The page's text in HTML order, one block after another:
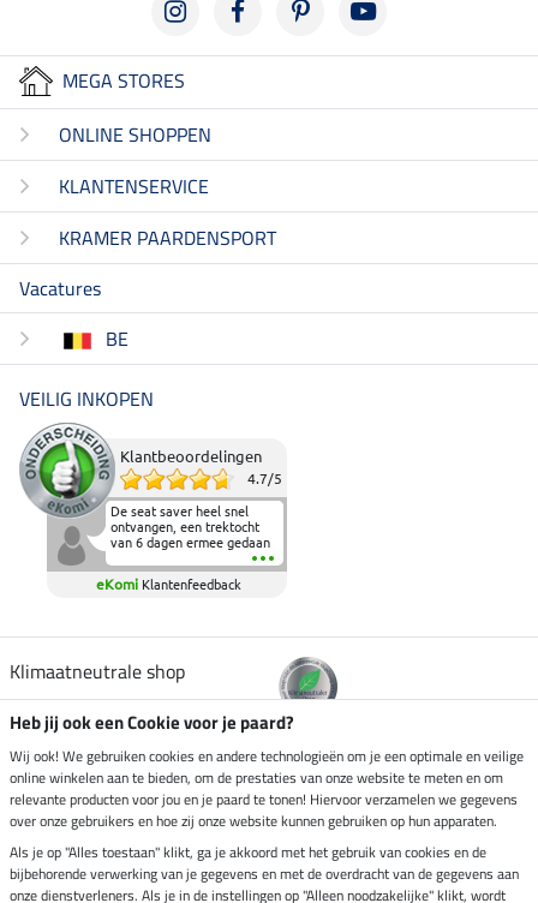
MEGA STORES
ONLINE SHOPPEN
KLANTENSERVICE
KRAMER PAARDENSPORT
Vacatures
BE
VEILIG INKOPEN
Klantbeoordelingen
4.7/5
De seat saver heel snel
ontvangen, een trektocht
van 6 dagen ermee gedaan
en deze heeft de beproeving
fantastisch doorstaan.
Heerlijk zacht om op te
elkaar in het zadel.
eKomi Klantenfeedback
Klimaatneutrale shop
Verzending per
Veilig betalen met
Heb jij ook een Cookie voor je paard?
Wij ook! We gebruiken cookies en andere technologieën om je een optimale en veilige
online winkelen aan te bieden, om de prestaties van onze website te meten en om
relevante producten voor jou en je paard te tonen! Hiervoor verzamelen we gegevens
over onze gebruikers en hoe zij onze website kunnen gebruiken op hun apparaten.
Als je op "Alles toestaan" klikt, ga je akkoord met het gebruik van cookies en de
bijbehorende verwerking van je gegevens en met de overdracht van de gegevens aan
onze dienstverleners. Als je in de instellingen op "Alleen noodzakelijke" klikt, wordt